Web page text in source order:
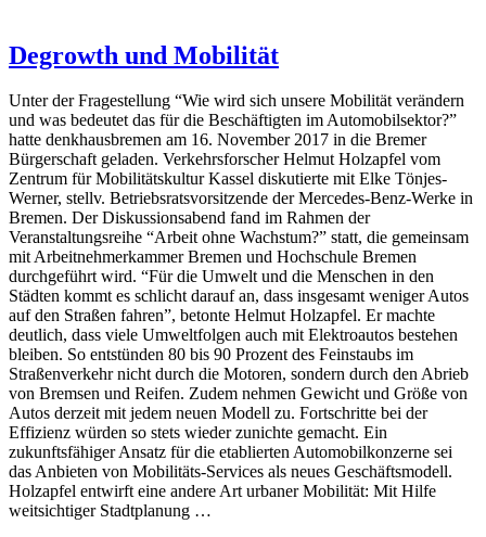
Degrowth und Mobilität
Unter der Fragestellung “Wie wird sich unsere Mobilität verändern
und was bedeutet das für die Beschäftigten im Automobilsektor?”
hatte denkhausbremen am 16. November 2017 in die Bremer
Bürgerschaft geladen. Verkehrsforscher Helmut Holzapfel vom
Zentrum für Mobilitätskultur Kassel diskutierte mit Elke Tönjes-
Werner, stellv. Betriebsratsvorsitzende der Mercedes-Benz-Werke in
Bremen. Der Diskussionsabend fand im Rahmen der
Veranstaltungsreihe “Arbeit ohne Wachstum?” statt, die gemeinsam
mit Arbeitnehmerkammer Bremen und Hochschule Bremen
durchgeführt wird. “Für die Umwelt und die Menschen in den
Städten kommt es schlicht darauf an, dass insgesamt weniger Autos
auf den Straßen fahren”, betonte Helmut Holzapfel. Er machte
deutlich, dass viele Umweltfolgen auch mit Elektroautos bestehen
bleiben. So entstünden 80 bis 90 Prozent des Feinstaubs im
Straßenverkehr nicht durch die Motoren, sondern durch den Abrieb
von Bremsen und Reifen. Zudem nehmen Gewicht und Größe von
Autos derzeit mit jedem neuen Modell zu. Fortschritte bei der
Effizienz würden so stets wieder zunichte gemacht. Ein
zukunftsfähiger Ansatz für die etablierten Automobilkonzerne sei
das Anbieten von Mobilitäts-Services als neues Geschäftsmodell.
Holzapfel entwirft eine andere Art urbaner Mobilität: Mit Hilfe
weitsichtiger Stadtplanung …